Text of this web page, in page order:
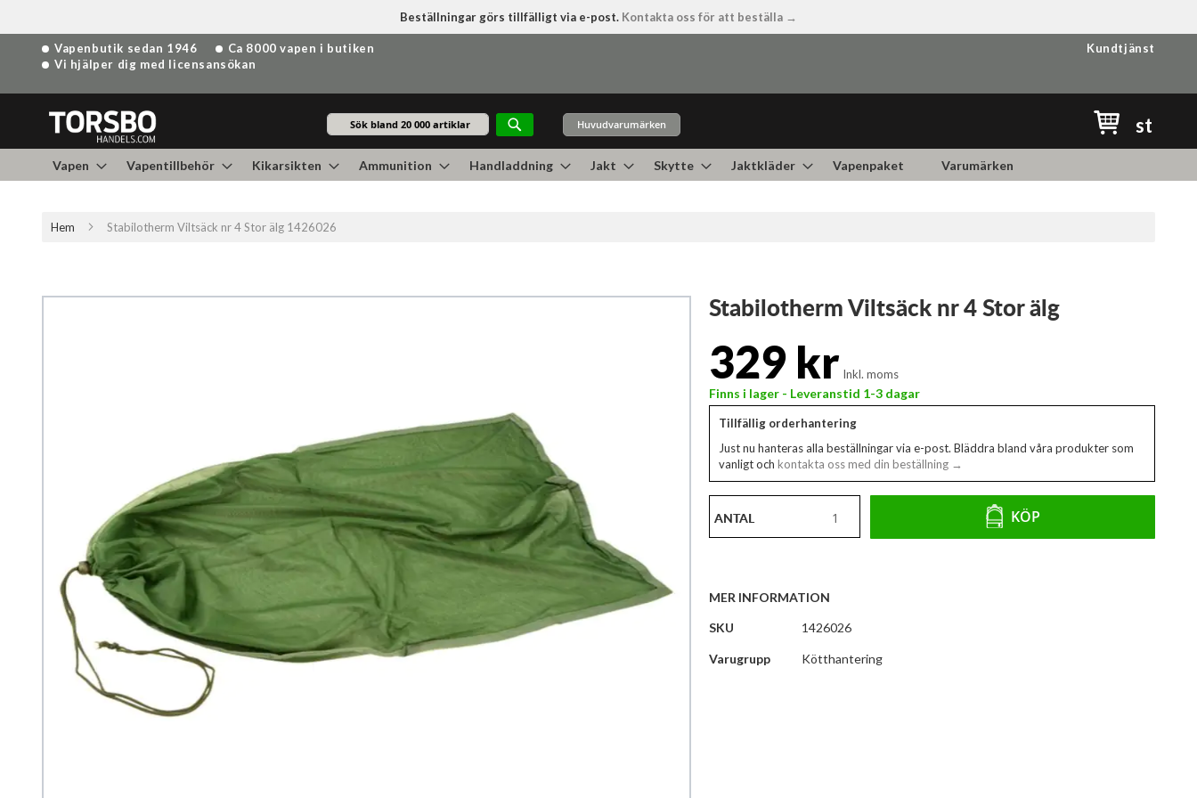
Beställningar görs tillfälligt via e-post. Kontakta oss för att beställa →
Hoppa
till
Vapenbutik sedan 1946
Ca 8000 vapen i butiken
Vi hjälper dig med licensansökan
Kundtjänst
Sök
Huvudvarumärken st
Vapen Vapentillbehör Kikarsikten Ammunition Handladdning Jakt Skytte Jaktkläder Vapenpaket Varumärken
Hem Stabilotherm Viltsäck nr 4 Stor älg 1426026
Stabilotherm Viltsäck nr 4 Stor älg
329 kr Inkl. moms
Finns i lager - Leveranstid 1-3 dagar
Tillfällig orderhantering
Just nu hanteras alla beställningar via e-post. Bläddra bland våra produkter som
vanligt och kontakta oss med din beställning →
ANTAL KÖP
MER INFORMATION
Mer
SKU 1426026
Varugrupp Kötthantering